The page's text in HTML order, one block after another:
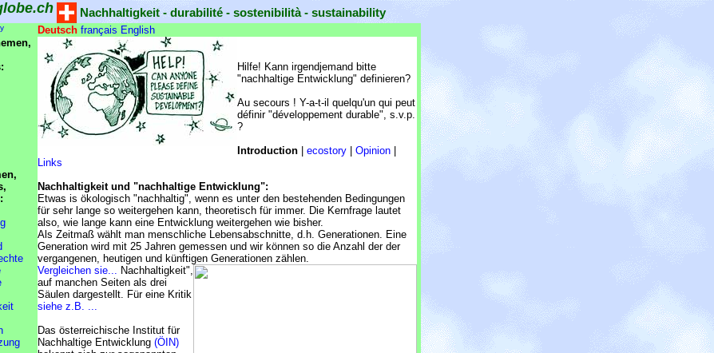
Nachhaltigkeit - durabilité - sostenibilità - sustainability
Deutsch français English
Hilfe! Kann irgendjemand bitte
"nachhaltige Entwicklung" definieren?
Au secours ! Y-a-t-il quelqu'un qui peut
définir "développement durable", s.v.p.
?
Introduction
ecostory Opinion
Links
Nachhaltigkeit und "nachhaltige Entwicklung":
Etwas is ökologisch "nachhaltig", wenn es unter den bestehenden Bedingungen
für sehr lange so weitergehen kann, theoretisch für immer. Die Kernfrage lautet
also, wie lange kann eine Entwicklung weitergehen wie bisher.
Als Zeitmaß wählt man menschliche Lebensabschnitte, d.h. Generationen. Eine
Generation wird mit 25 Jahren gemessen und wir können so die Anzahl der der
vergangenen, heutigen und künftigen Generationen zählen.
Vergleichen sie... Nachhaltigkeit",
auf manchen Seiten als drei
Säulen dargestellt. Für eine Kritik
siehe z.B. ...
Das österreichische Institut für
Nachhaltige Entwicklung (ÖIN)